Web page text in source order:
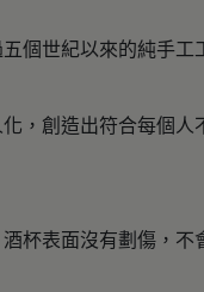
個世紀以來的純手
，創造出符合每個人
杯表面沒有劃傷，不